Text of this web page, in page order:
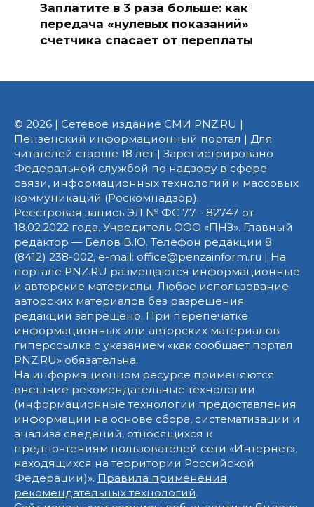
Заплатите в 3 раза больше: как
передача «нулевых показаний»
счетчика спасает от переплаты
© 2026 | Сетевое издание СМИ PNZ.RU |
Пензенский информационный портал | Для
читателей старше 18 лет | Зарегистрировано
Федеральной службой по надзору в сфере
связи, информационных технологий и массовых
коммуникаций (Роскомнадзор).
Реестровая запись ЭЛ № ФС 77 - 82747 от
18.02.2022 года. Учредитель ООО «ПНЗ». Главный
редактор — Белов В.Ю. Телефон редакции 8
(8412) 238-002, e-mail: office@penzainform.ru | На
портале PNZ.RU размещаются информационные
и авторские материалы. Любое использование
авторских материалов без разрешения
редакции запрещено. При перепечатке
информационных или авторских материалов
гиперссылка с указанием «как сообщает портал
PNZ.RU» обязательна.
На информационном ресурсе применяются
внешние рекомендательные технологии
(информационные технологии предоставления
информации на основе сбора, систематизации и
анализа сведений, относящихся к
предпочтениям пользователей сети «Интернет»,
находящихся на территории Российской
Федерации)». Правила применения
рекомендательных технологий.